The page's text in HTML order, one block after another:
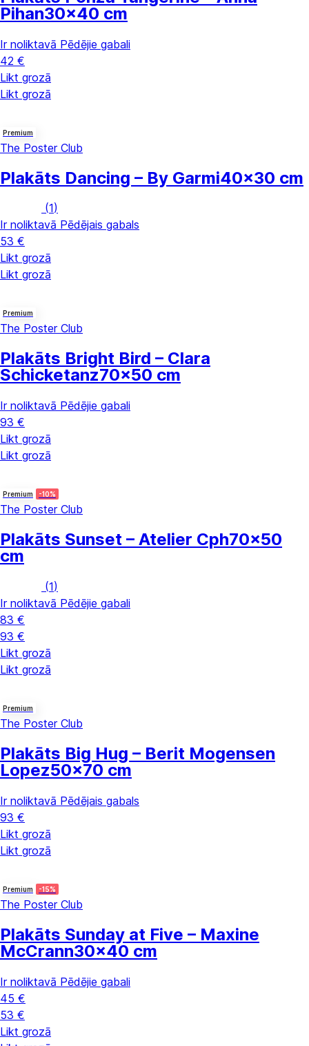
Pihan30x40 cm
Ir noliktavā Pēdējie gabali
42 €
Likt grozā
Likt grozā
Premium
The Poster Club
Plakāts Dancing – By Garmi40x30 cm
(1)
Ir noliktavā Pēdējais gabals
53 €
Likt grozā
Likt grozā
Premium
The Poster Club
Plakāts Bright Bird – Clara
Schicketanz70x50 cm
Ir noliktavā Pēdējie gabali
93 €
Likt grozā
Likt grozā
Premium -10%
The Poster Club
Plakāts Sunset – Atelier Cph70x50
cm
(1)
Ir noliktavā Pēdējie gabali
83 €
93 €
Likt grozā
Likt grozā
Premium
The Poster Club
Plakāts Big Hug – Berit Mogensen
Lopez50x70 cm
Ir noliktavā Pēdējais gabals
93 €
Likt grozā
Likt grozā
Premium -15%
The Poster Club
Plakāts Sunday at Five – Maxine
McCrann30x40 cm
Ir noliktavā Pēdējie gabali
45 €
53 €
Likt grozā